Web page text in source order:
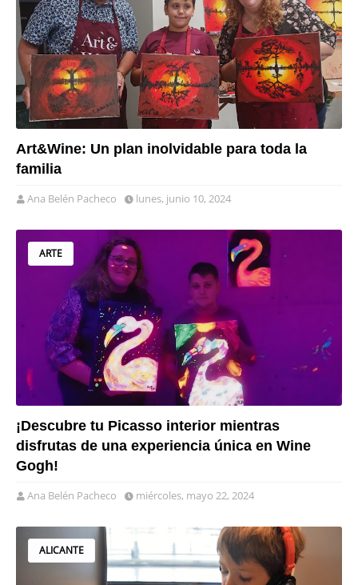
Art&Wine: Un plan inolvidable para toda la
familia
Ana Belén Pacheco lunes, junio 10, 2024
ARTE
¡Descubre tu Picasso interior mientras
disfrutas de una experiencia única en Wine
Gogh!
Ana Belén Pacheco miércoles, mayo 22, 2024
ALICANTE